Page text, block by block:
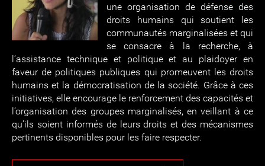
une organisation de défense des
droits humains qui soutient les
communautés marginalisées et qui
se consacre à la recherche, à
l’assistance technique et politique et au plaidoyer en
faveur de politiques publiques qui promeuvent les droits
humains et la démocratisation de la société. Grâce à ces
initiatives, elle encourage le renforcement des capacités et
l’organisation des groupes marginalisés, en veillant à ce
qu’ils soient informés de leurs droits et des mécanismes
pertinents disponibles pour les faire respecter.